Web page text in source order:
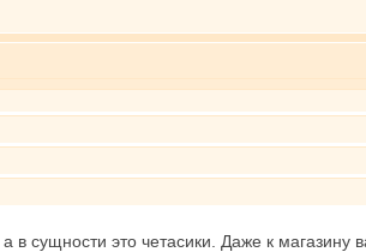
в сущности это четасики. Даже к магазину